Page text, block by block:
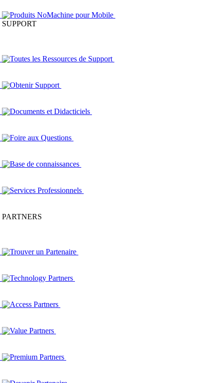
Produits NoMachine pour Mobile
SUPPORT
Toutes les Ressources de Support
Obtenir Support
Documents et Didacticiels
Foire aux Questions
Base de connaissances
Services Professionnels
PARTNERS
Trouver un Partenaire
Technology Partners
Access Partners
Value Partners
Premium Partners